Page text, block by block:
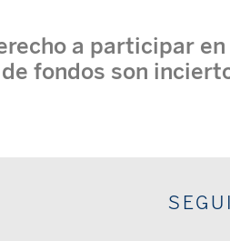
a participar
fondos son